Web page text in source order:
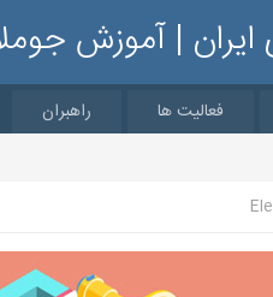
ایران | آموزش
فعالیت ها راهبران